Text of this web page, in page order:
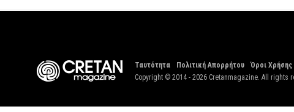
Ταυτότητα Πολιτική Απορρήτου Όροι Χρήσης
Copyright © 2014 - 2026 Cretanmagazine. All rights